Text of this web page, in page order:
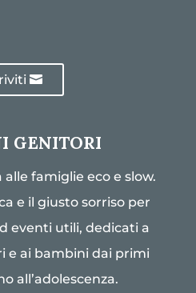
GENITORI
famiglie eco e slow.
e il giusto sorriso per
eventi utili, dedicati a
e ai bambini dai primi
all’adolescenza.